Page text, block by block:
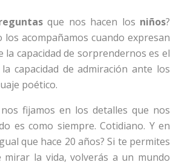
que nos hacen los niños?
los acompañamos cuando expresan
capacidad de sorprendernos es el
capacidad de admiración ante los
poético.
fijamos en los detalles que nos
es como siempre. Cotidiano. Y en
que hace 20 años? Si te permites
la vida, volverás a un mundo